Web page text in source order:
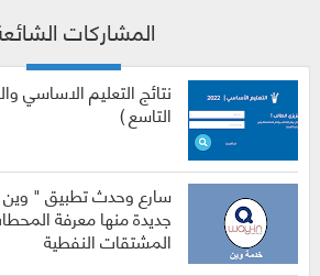
المشاركات
التاسع )
سارع وحدث تطبيق "
جديدة منها معرفة
المشتقات النفطية